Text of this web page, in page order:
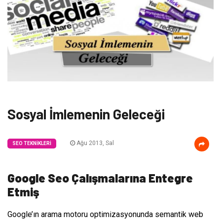
Sosyal İmlemenin Geleceği
SEO TEKNIKLERI Ağu 2013, Sal
Google Seo Çalışmalarına Entegre
Etmiş
Google’ın arama motoru optimizasyonunda semantik web